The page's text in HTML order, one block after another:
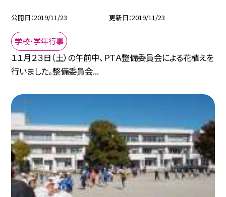
公開日 2019/11/23 更新日 2019/11/23
学校・学年行事
１１月２３日（土）の午前中、ＰＴＡ整備委員会による花植えを
行いました。整備委員会...